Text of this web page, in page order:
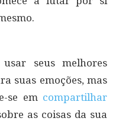
seus melhores
suas emoções, mas
se em compartilhar
as coisas da sua